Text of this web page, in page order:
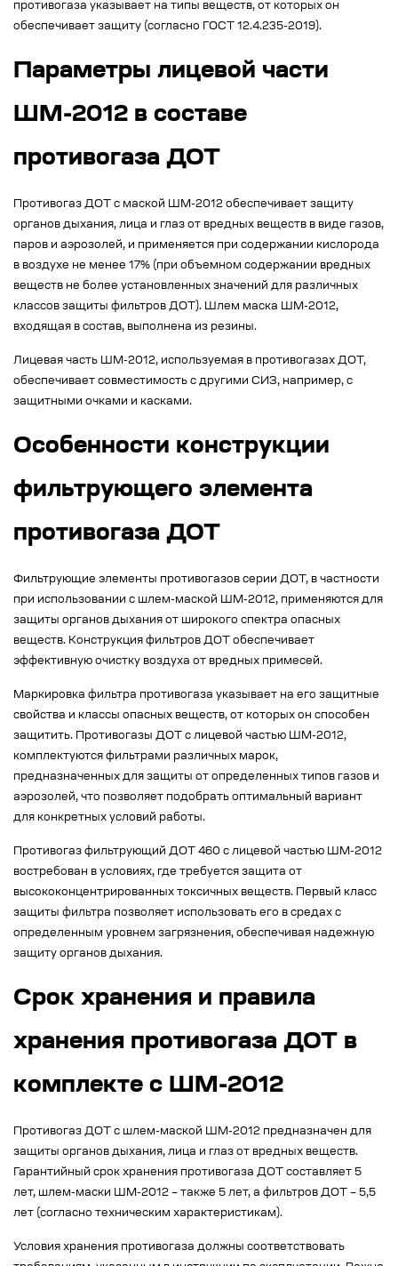
противогаза указывает на типы веществ, от которых он
обеспечивает защиту (согласно ГОСТ 12.4.235-2019).
Параметры лицевой части
ШМ-2012 в составе
противогаза ДОТ
Противогаз ДОТ с маской ШМ-2012 обеспечивает защиту
органов дыхания, лица и глаз от вредных веществ в виде газов,
паров и аэрозолей, и применяется при содержании кислорода
в воздухе не менее 17% (при объемном содержании вредных
веществ не более установленных значений для различных
классов защиты фильтров ДОТ). Шлем маска ШМ-2012,
входящая в состав, выполнена из резины.
Лицевая часть ШМ-2012, используемая в противогазах ДОТ,
обеспечивает совместимость с другими СИЗ, например, с
защитными очками и касками.
Особенности конструкции
фильтрующего элемента
противогаза ДОТ
Фильтрующие элементы противогазов серии ДОТ, в частности
при использовании с шлем-маской ШМ-2012, применяются для
защиты органов дыхания от широкого спектра опасных
веществ. Конструкция фильтров ДОТ обеспечивает
эффективную очистку воздуха от вредных примесей.
Маркировка фильтра противогаза указывает на его защитные
свойства и классы опасных веществ, от которых он способен
защитить. Противогазы ДОТ с лицевой частью ШМ-2012,
комплектуются фильтрами различных марок,
предназначенных для защиты от определенных типов газов и
аэрозолей, что позволяет подобрать оптимальный вариант
для конкретных условий работы.
Противогаз фильтрующий ДОТ 460 с лицевой частью ШМ-2012
востребован в условиях, где требуется защита от
высококонцентрированных токсичных веществ. Первый класс
защиты фильтра позволяет использовать его в средах с
определенным уровнем загрязнения, обеспечивая надежную
защиту органов дыхания.
Срок хранения и правила
хранения противогаза ДОТ в
комплекте с ШМ-2012
Противогаз ДОТ с шлем-маской ШМ-2012 предназначен для
защиты органов дыхания, лица и глаз от вредных веществ.
Гарантийный срок хранения противогаза ДОТ составляет 5
лет, шлем-маски ШМ-2012 – также 5 лет, а фильтров ДОТ – 5,5
лет (согласно техническим характеристикам).
Условия хранения противогаза должны соответствовать